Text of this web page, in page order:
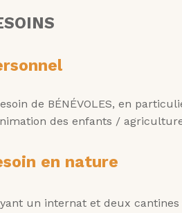
de BÉNÉVOLES, en
des enfants /
en nature
un internat et deux